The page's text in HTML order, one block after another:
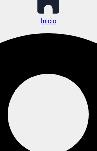
Inicio